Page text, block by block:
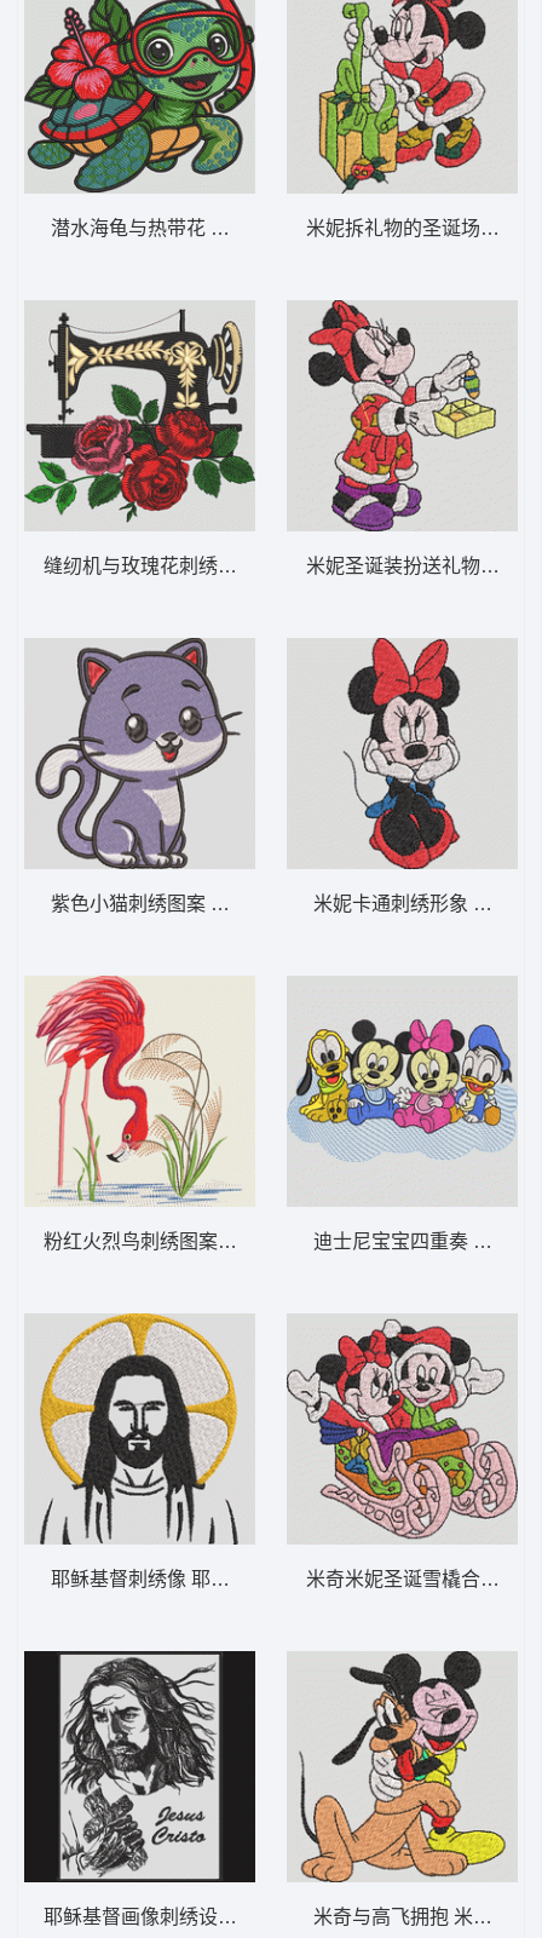
潜水海龟与热带花 海龟浮潜芙蓉花-DST格式
缝纫机与玫瑰花刺绣图案 复古缝纫玫瑰-DST
紫色小猫刺绣图案 可爱的小猫咪-DST格式
粉红火烈鸟刺绣图案 苍鹭-DST格式
耶稣基督刺绣像 耶稣 9-DST格式
耶稣基督画像刺绣设计 耶稣 8-DST格式
米妮拆礼物的圣诞场景 米
米妮圣诞装扮送礼物 米妮
米妮卡通刺绣形象 米妮
迪士尼宝宝四重奏 迪士尼
米奇米妮圣诞雪橇合影 米
米奇与高飞拥抱 米奇和布